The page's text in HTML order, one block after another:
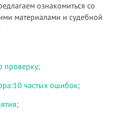
ознакомиться со
материалами и судебной
проверку;
частых ошибок;